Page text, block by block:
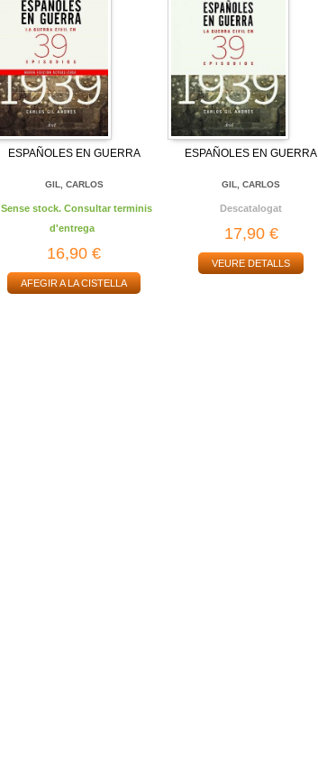
ESPAÑOLES EN GUERRA
GIL, CARLOS
Sense stock. Consultar terminis
d'entrega
16,90 €
AFEGIR A LA CISTELLA
ESPAÑOLES EN GUERRA
GIL, CARLOS
Descatalogat
17,90 €
VEURE DETALLS